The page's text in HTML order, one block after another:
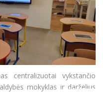
centralizuotai vykstančio
mokyklas ir darželius